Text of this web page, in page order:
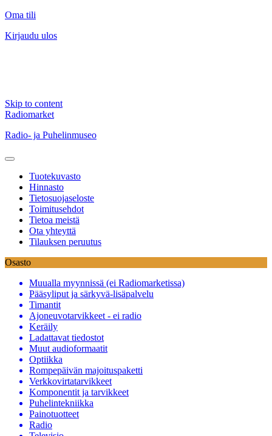
Oma tili
Kirjaudu ulos
Skip to content
Radiomarket
Radio- ja Puhelinmuseo
Tuotekuvasto
Hinnasto
Tietosuojaseloste
Toimitusehdot
Tietoa meistä
Ota yhteyttä
Tilauksen peruutus
Osasto
Muualla myynnissä (ei Radiomarketissa)
Pääsyliput ja särkyvä-lisäpalvelu
Timantit
Ajoneuvotarvikkeet - ei radio
Keräily
Ladattavat tiedostot
Muut audioformaatit
Optiikka
Rompepäivän majoituspaketti
Verkkovirtatarvikkeet
Komponentit ja tarvikkeet
Puhelintekniikka
Painotuotteet
Radio